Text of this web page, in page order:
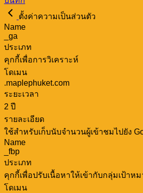
ตั้งค่าความเป็นส่วนตัว
Name
_ga
ประเภท
คุกกี้เพื่อการวิเคราะห์
โดเมน
.maplephuket.com
ระยะเวลา
2 ปี
รายละเอียด
ใช้สำหรับเก็บนับจำนวนผู้เข้าชมไปยัง
Name
_fbp
ประเภท
คุกกี้เพื่อปรับเนื้อหาให้เข้ากับกลุ่มเป้าหม
โดเมน